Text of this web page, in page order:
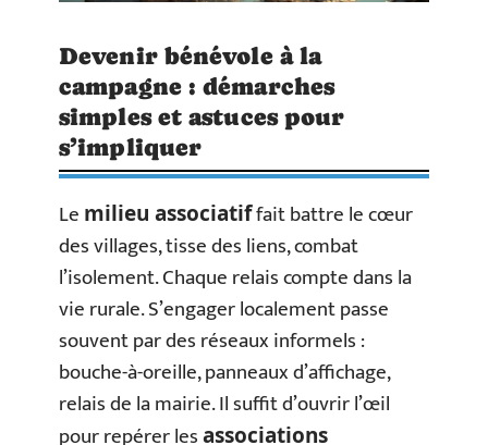
Devenir bénévole à la
campagne : démarches
simples et astuces pour
s’impliquer
Le milieu associatiffait battre le cœur
des villages, tisse des liens, combat
l’isolement. Chaque relais compte dans la
vie rurale. S’engager localement passe
souvent par des réseaux informels :
bouche-à-oreille, panneaux d’affichage,
relais de la mairie. Il suffit d’ouvrir l’œil
pour repérer lesassociations